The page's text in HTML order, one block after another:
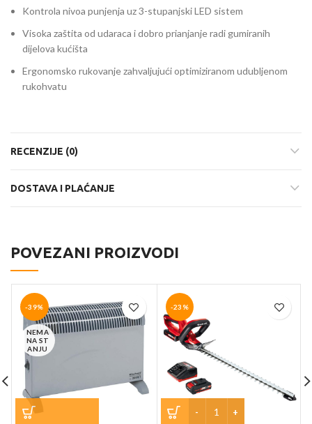
Kontrola nivoa punjenja uz 3-stupanjski LED sistem
Visoka zaštita od udaraca i dobro prianjanje radi gumiranih
dijelova kućišta
Ergonomsko rukovanje zahvaljujući optimiziranom udubljenom
rukohvatu
RECENZIJE (0)
DOSTAVA I PLAĆANJE
POVEZANI PROIZVODI
-39%
NEMA
NA ST
ANJU
-23%